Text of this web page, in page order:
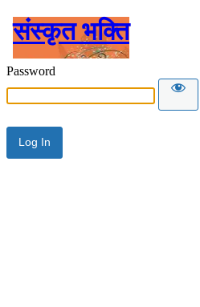
संस्कृत भक्ति
Password